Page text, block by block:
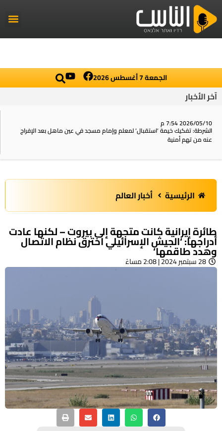
الجمعة 7 أغسطس 2026
آخر الأخبار
2026/05/10 7:54 م
الشرطة: تفكيك خيمة ‘استقبال‘ لمعلم وإمام مسجد في عين ماهل بعد الإفراج
عنه من تهم أمنية
الرئيسية أخبار العالم
طائرة إيرانية كانت متجهة إلى بيروت – لكنها عادت
أدراجها: ‘الجيش الإسرائيلي اخترق نظام الاتصال
وهدد طاقمها‘
28 سبتمبر 2024 | 2:08 مساءً